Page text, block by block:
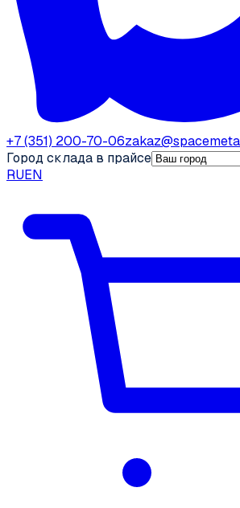
+7 (351) 200-70-06
Город склада в прайсе
RUEN